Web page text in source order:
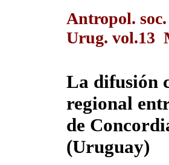
Antropol.
Urug. vol.13
La difusión
regional
de
(Uruguay)